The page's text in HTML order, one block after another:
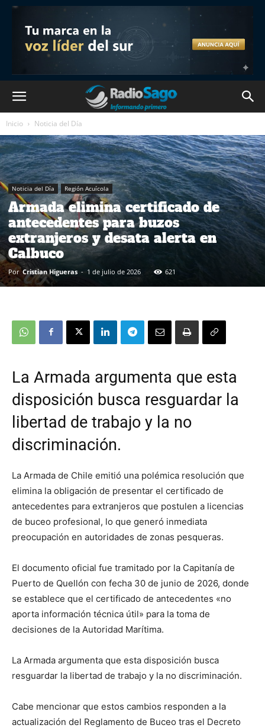
Inicio Noticia del Día
Noticia del Día Región Acuícola
Armada elimina certificado de
antecedentes para buzos
extranjeros y desata alerta en
Calbuco
Por Cristian Higueras - 1 de julio de 2026 621
La Armada argumenta que esta
disposición busca resguardar la
libertad de trabajo y la no
discriminación.
La Armada de Chile emitió una polémica resolución que
elimina la obligación de presentar el certificado de
antecedentes para extranjeros que postulen a licencias
de buceo profesional, lo que generó inmediata
preocupación en autoridades de zonas pesqueras.
El documento oficial fue tramitado por la Capitanía de
Puerto de Quellón con fecha 30 de junio de 2026, donde
se establece que el certificado de antecedentes «no
aporta información técnica útil» para la toma de
decisiones de la Autoridad Marítima.
La Armada argumenta que esta disposición busca
resguardar la libertad de trabajo y la no discriminación.
Cabe mencionar que estos cambios responden a la
actualización del Reglamento de Buceo tras el Decreto